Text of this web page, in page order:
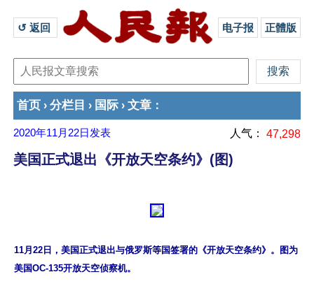
↺ 返回 电子报 正體版
首页 › 分栏目 › 国际 › 文章 ：
2020年11月22日 发表 人气： 47,298
美国正式退出《开放天空条约》(图)
11月22日，美国正式退出与俄罗斯等国签署的《开放天空条约》。图为